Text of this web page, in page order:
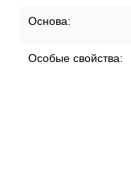
Основа:
Особые свойства: